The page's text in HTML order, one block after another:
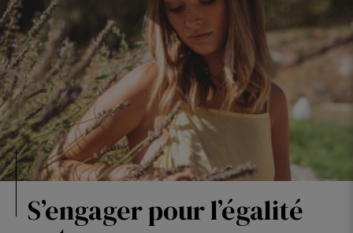
S’engager pour l’égalité